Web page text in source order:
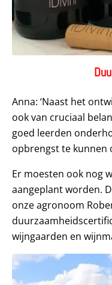
Anna: ‘Naast het
ook van cruciaal
goed leerden
opbrengst te kunnen
Er moesten ook nog
aangeplant worden.
onze agronoom
wijngaarden en